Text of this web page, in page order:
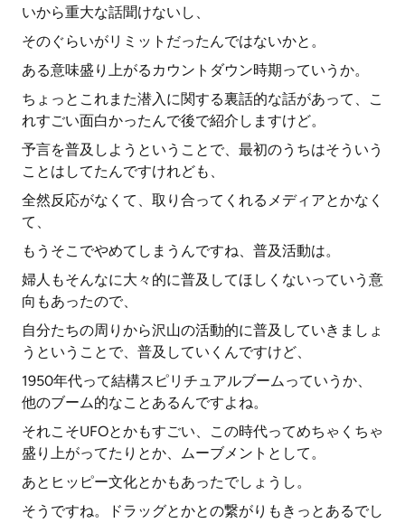
いから重大な話聞けないし、
そのぐらいがリミットだったんではないかと。
ある意味盛り上がるカウントダウン時期っていうか。
ちょっとこれまた潜入に関する裏話的な話があって、こ
れすごい面白かったんで後で紹介しますけど。
予言を普及しようということで、最初のうちはそういう
ことはしてたんですけれども、
全然反応がなくて、取り合ってくれるメディアとかなく
て、
もうそこでやめてしまうんですね、普及活動は。
婦人もそんなに大々的に普及してほしくないっていう意
向もあったので、
自分たちの周りから沢山の活動的に普及していきましょ
うということで、普及していくんですけど、
1950年代って結構スピリチュアルブームっていうか、
他のブーム的なことあるんですよね。
それこそUFOとかもすごい、この時代ってめちゃくちゃ
盛り上がってたりとか、ムーブメントとして。
あとヒッピー文化とかもあったでしょうし。
そうですね。ドラッグとかとの繋がりもきっとあるでし